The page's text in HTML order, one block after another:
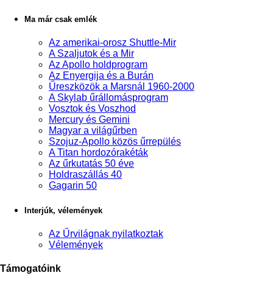
Ma már csak emlék
Az amerikai-orosz Shuttle-Mir
A Szaljutok és a Mir
Az Apollo holdprogram
Az Enyergija és a Burán
Űreszközök a Marsnál 1960-2000
A Skylab űrállomásprogram
Vosztok és Voszhod
Mercury és Gemini
Magyar a világűrben
Szojuz-Apollo közös űrrepülés
A Titan hordozórakéták
Az űrkutatás 50 éve
Holdraszállás 40
Gagarin 50
Interjúk, vélemények
Az Űrvilágnak nyilatkoztak
Vélemények
Támogatóink